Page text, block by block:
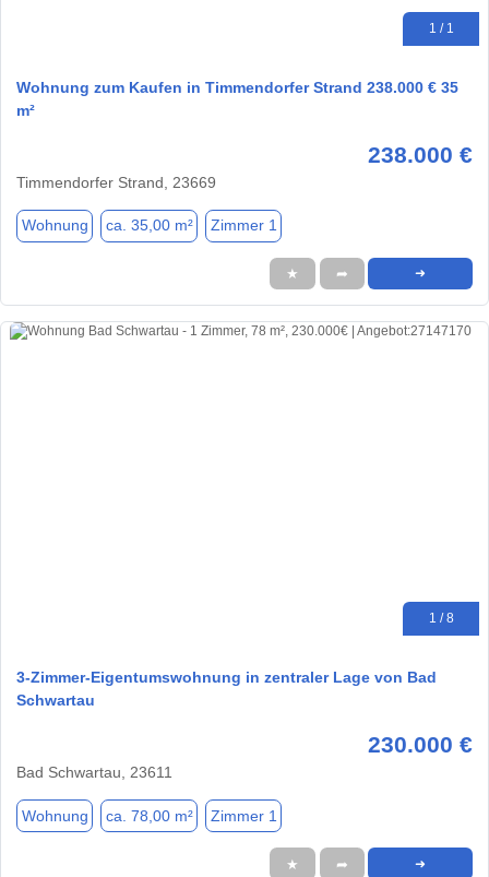
1 / 1
Wohnung zum Kaufen in Timmendorfer Strand 238.000 € 35
m²
238.000 €
Timmendorfer Strand, 23669
Wohnung ca. 35,00 m² Zimmer 1
★ ➦ ➜
1 / 8
3-Zimmer-Eigentumswohnung in zentraler Lage von Bad
Schwartau
230.000 €
Bad Schwartau, 23611
Wohnung ca. 78,00 m² Zimmer 1
★ ➦ ➜